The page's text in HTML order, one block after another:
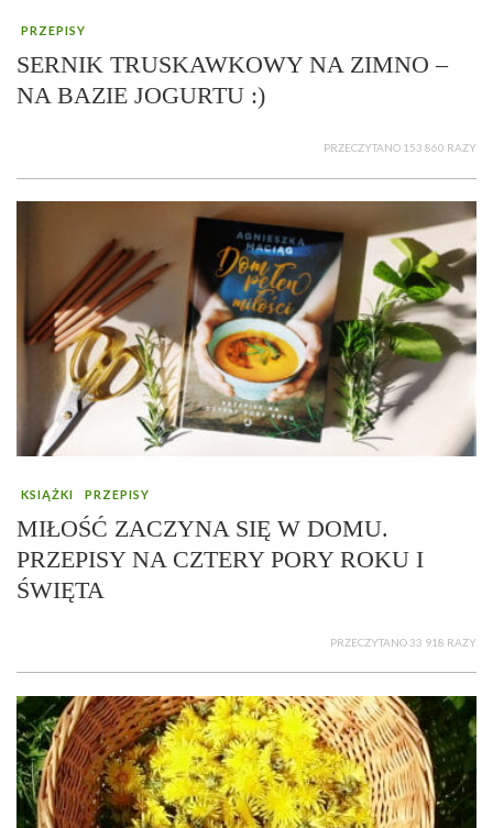
PRZEPISY
SERNIK TRUSKAWKOWY NA ZIMNO –
NA BAZIE JOGURTU :)
PRZECZYTANO 153 860 RAZY
KSIĄŻKI PRZEPISY
MIŁOŚĆ ZACZYNA SIĘ W DOMU.
PRZEPISY NA CZTERY PORY ROKU I
ŚWIĘTA
PRZECZYTANO 33 918 RAZY